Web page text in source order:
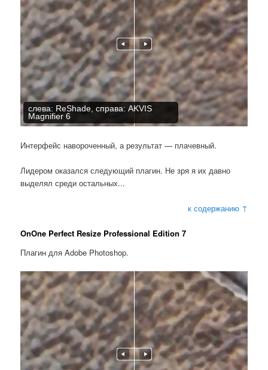
слева: ReShade, справа: AKVIS
Magnifier 6
Интерфейс навороченный, а результат — плачевный.
Лидером оказался следующий плагин. Не зря я их давно
выделял среди остальных...
к содержанию ↑
OnOne Perfect Resize Professional Edition 7
Плагин для Adobe Photoshop.